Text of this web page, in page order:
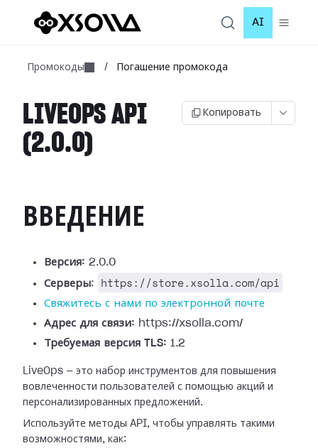
AI
Промокоды / Погашение промокода
LIVEOPS API
(2.0.0)
Копировать
ВВЕДЕНИЕ
Версия: 2.0.0
Серверы: https://store.xsolla.com/api
Свяжитесь с нами по электронной почте
Адрес для связи: https://xsolla.com/
Требуемая версия TLS: 1.2
LiveOps — это набор инструментов для повышения
вовлеченности пользователей с помощью акций и
персонализированных предложений.
Используйте методы API, чтобы управлять такими
возможностями, как: